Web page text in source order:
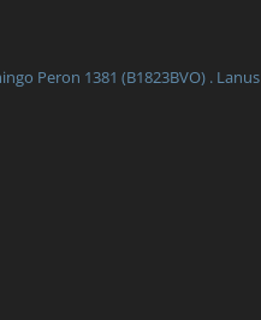
Peron 1381 (B1823BVO) . Lanus